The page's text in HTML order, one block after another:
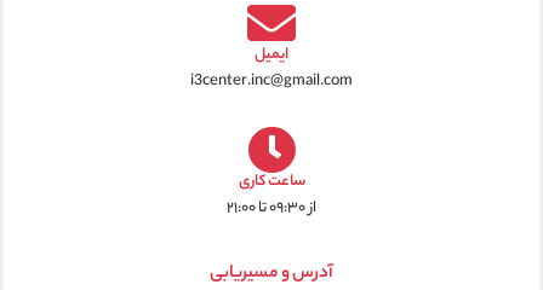
ایمیل
i3center.inc@gmail.com
ساعت کاری
از ۰۹:۳۰ تا ۲۱:۰۰
آدرس و مسیریابی